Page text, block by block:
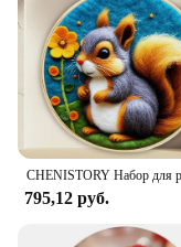
795,12 руб.